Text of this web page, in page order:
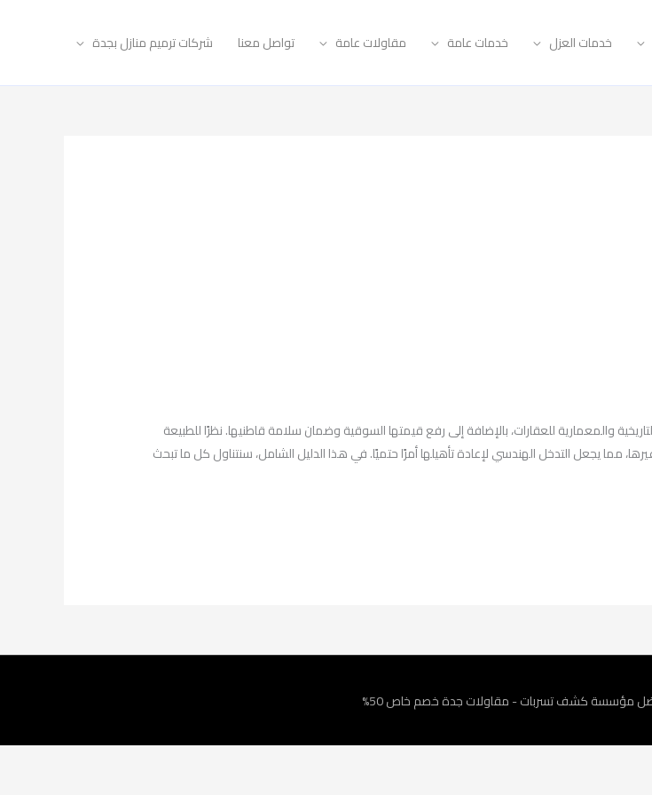
خدمات العزل خدمات عامة مقاولات عامة تواصل معنا شركات ترميم منازل بجدة
والمعمارية للعقارات، بالإضافة إلى رفع قيمتها السوقية وضمان سلامة قاطنيها. نظرًا للطبيعة
مما يجعل التدخل الهندسي لإعادة تأهيلها أمرًا حتميًا. في هذا الدليل الشامل، سنتناول كل ما تبحث
مؤسسة كشف تسربات - مقاولات جدة خصم خاص 50%